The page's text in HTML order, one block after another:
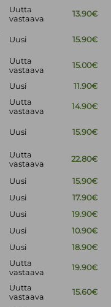
Uutta
vastaava
13.90€
Uusi 15.90€
Uutta
vastaava
15.00€
Uusi 11.90€
Uutta
vastaava
14.90€
Uusi 15.90€
Uutta
vastaava
22.80€
Uusi
15.90€
Uusi
17.90€
Uusi
19.90€
Uusi
10.90€
Uusi 18.90€
Uutta
vastaava
19.90€
Uutta
vastaava
15.60€